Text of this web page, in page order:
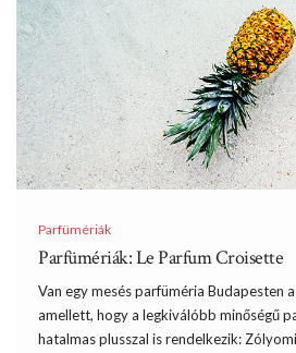
Parfümériák
Parfümériák: Le Parfum Croisette
Van egy mesés parfüméria Budapesten
amellett, hogy a legkiválóbb minőségű
hatalmas plusszal is rendelkezik: